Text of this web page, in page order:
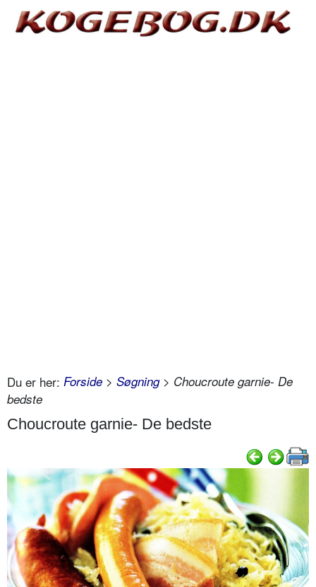
Du er her: Forside > Søgning> Choucroute garnie- De
bedste
Choucroute garnie- De bedste